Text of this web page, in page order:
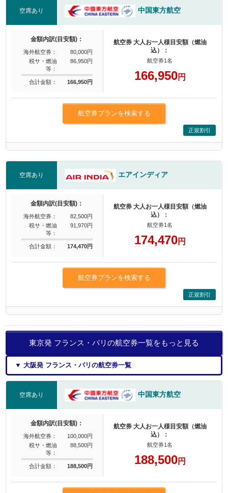
空席あり 中国東方航空
金額内訳(目安額)：
海外航空券：
80,000円
税サ・燃油
等：
86,950円
合計金額： 166,950円
航空券 大人お一人様目安額（燃油
込）：
航空券1名
166,950円
航空券プランを検索する
正規割引
空席あり エアインディア
金額内訳(目安額)：
海外航空券：
82,500円
税サ・燃油
等：
91,970円
合計金額： 174,470円
航空券 大人お一人様目安額（燃油
込）：
航空券1名
174,470円
航空券プランを検索する
正規割引
東京発 フランス・パリの航空券一覧をもっと見る
▼ 大阪発 フランス・パリの航空券一覧
空席あり 中国東方航空
金額内訳(目安額)：
海外航空券：
100,000円
税サ・燃油
等：
88,500円
合計金額： 188,500円
航空券 大人お一人様目安額（燃油
込）：
航空券1名
188,500円